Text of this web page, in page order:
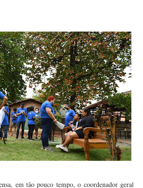
em tão pouco tempo, o coordenador geral